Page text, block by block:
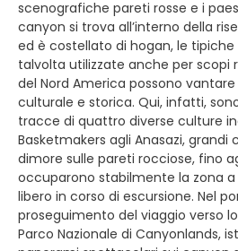
scenografiche pareti rosse e i
canyon si trova all’interno della
ed è costellato di hogan, le
talvolta utilizzate anche per scopi
del Nord America possono
culturale e storica. Qui, infatti,
tracce di quattro diverse culture
Basketmakers agli Anasazi,
dimore sulle pareti rocciose, fino
occuparono stabilmente la zona a
libero in corso di escursione. Nel
proseguimento del viaggio verso
Parco Nazionale di Canyonlands,